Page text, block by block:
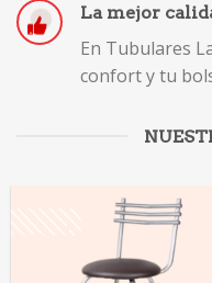
La mejor
En Tubulares
confort y tu